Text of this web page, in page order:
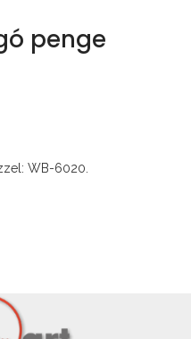
penge
WB-6020.